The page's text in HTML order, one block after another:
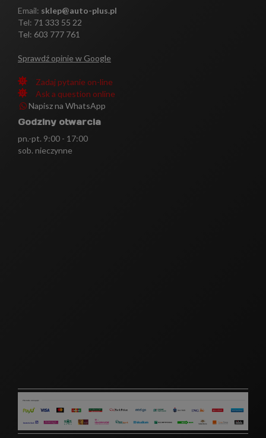
Email: sklep@auto-plus.pl
Tel: 71 333 55 22
Tel: 603 777 761
Sprawdź opinie w Google
Zadaj pytanie on-line
Ask a question online
Napisz na WhatsApp
Godziny otwarcia
pn.-pt. 9:00 - 17:00
sob. nieczynne